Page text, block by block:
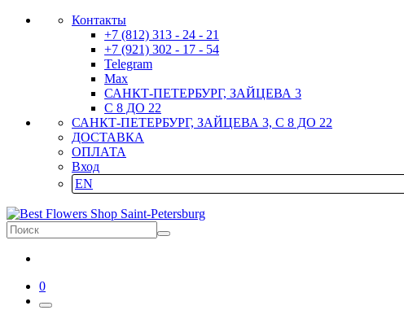
Контакты
+7 (812) 313 - 24 - 21
+7 (921) 302 - 17 - 54
Telegram
Max
САНКТ-ПЕТЕРБУРГ, ЗАЙЦЕВА 3
С 8 ДО 22
САНКТ-ПЕТЕРБУРГ, ЗАЙЦЕВА 3, С 8 ДО 22
ДОСТАВКА
ОПЛАТА
Вход
EN
0